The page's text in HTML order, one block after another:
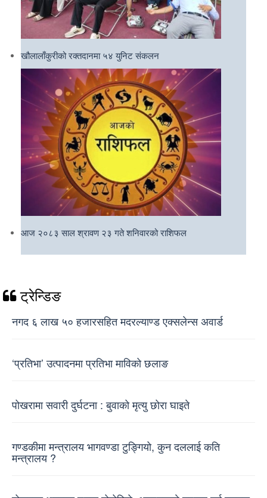
खौलालाँकुरीको रक्तदानमा ५४ युनिट संकलन
आज २०८३ साल श्रावण २३ गते शनिवारको राशिफल
ट्रेन्डिङ
नगद ६ लाख ५० हजारसहित मदरल्याण्ड एक्सलेन्स अवार्ड
‘प्रतिभा’ उत्पादनमा प्रतिभा माविको छलाङ
पोखरामा सवारी दुर्घटना : बुवाको मृत्यु छोरा घाइते
गण्डकीमा मन्त्रालय भागवण्डा टुङ्गियो, कुन दललाई कति
मन्त्रालय ?